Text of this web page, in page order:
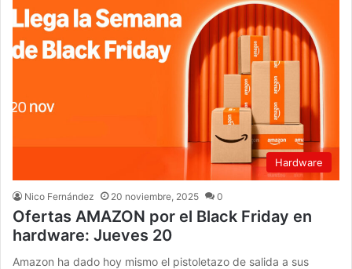
Hardware
Nico Fernández 20 noviembre, 2025 0
Ofertas AMAZON por el Black Friday en
hardware: Jueves 20
Amazon ha dado hoy mismo el pistoletazo de salida a sus